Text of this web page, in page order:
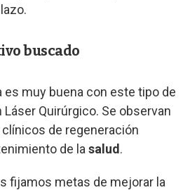
buscado
es muy buena con este tipo de
Quirúrgico. Se observan
de regeneración
de la salud .
fijamos metas de mejorar la